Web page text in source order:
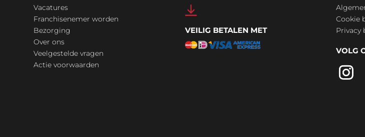
Vacatures
Franchisenemer worden
Bezorging
Over ons
Veelgestelde vragen
Actie voorwaarden
VEILIG BETALEN MET
Cookie
Privacy
VOLG